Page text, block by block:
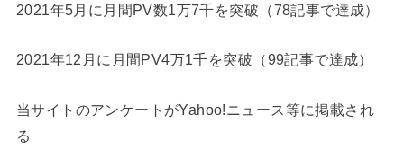
2021年5月に月間PV数1万7千を突破（78記事で達成）
2021年12月に月間PV4万1千を突破（99記事で達成）
当サイトのアンケートがYahoo!ニュース等に掲載され
る